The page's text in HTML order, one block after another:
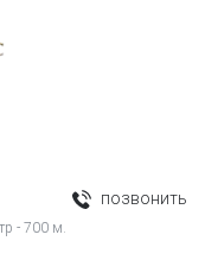
позвонить
- 700 м.